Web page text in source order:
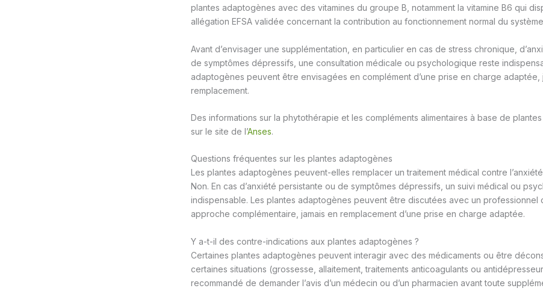
plantes adaptogènes avec des vitamines du groupe B, notamment la vitamine B6 qui
allégation EFSA validée concernant la contribution au fonctionnement normal du
Avant d’envisager une supplémentation, en particulier en cas de stress chronique,
de symptômes dépressifs, une consultation médicale ou psychologique reste
adaptogènes peuvent être envisagées en complément d’une prise en charge adaptée,
remplacement.
Des informations sur la phytothérapie et les compléments alimentaires à base de
sur le site de l’Anses.
Questions fréquentes sur les plantes adaptogènes
Les plantes adaptogènes peuvent-elles remplacer un traitement médical contre
Non. En cas d’anxiété persistante ou de symptômes dépressifs, un suivi médical ou
indispensable. Les plantes adaptogènes peuvent être discutées avec un professionnel
approche complémentaire, jamais en remplacement d’une prise en charge adaptée.
Y a-t-il des contre-indications aux plantes adaptogènes ?
Certaines plantes adaptogènes peuvent interagir avec des médicaments ou être
certaines situations (grossesse, allaitement, traitements anticoagulants ou
recommandé de demander l’avis d’un médecin ou d’un pharmacien avant toute